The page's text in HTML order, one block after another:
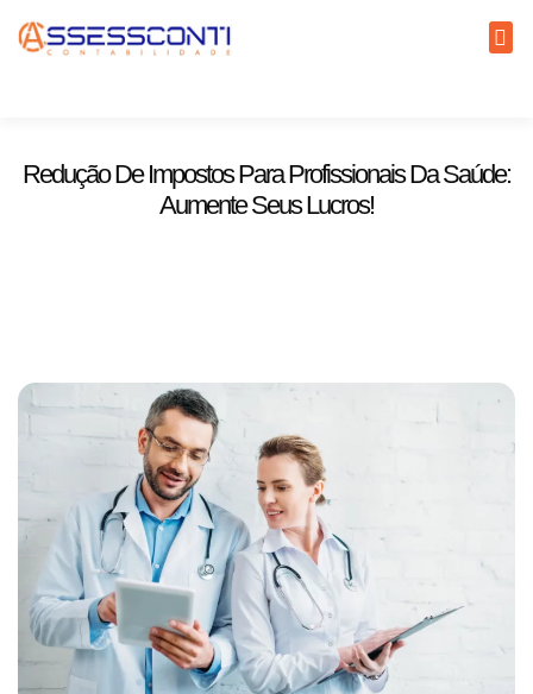
Redução De Impostos Para Profissionais Da Saúde:
Aumente Seus Lucros!